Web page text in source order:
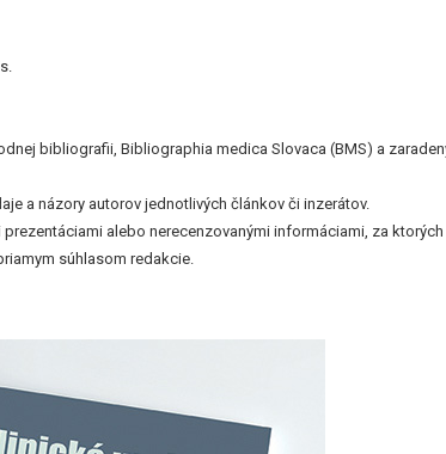
bibliografii, Bibliographia medica Slovaca (BMS) a
a názory autorov jednotlivých článkov či inzerátov.
prezentáciami alebo nerecenzovanými informáciami, za
súhlasom redakcie.